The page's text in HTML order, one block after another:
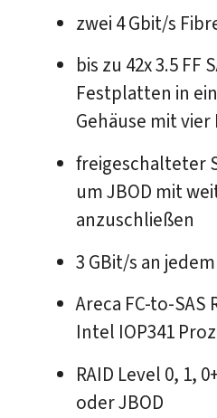
zwei 4 Gbit/s
bis zu 42x 3.5 FF
Festplatten in
Gehäuse mit
freigeschalteter
um JBOD mit
anzuschließen
3 GBit/s an
Areca FC-to-
Intel IOP341
RAID Level 0, 1,
oder JBOD